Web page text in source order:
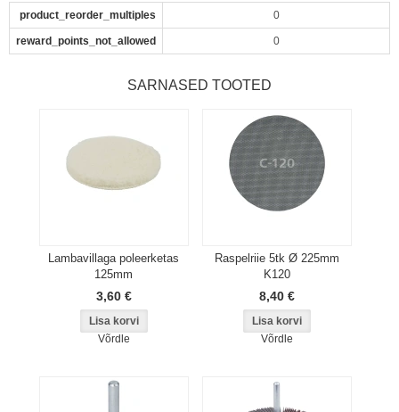
product_reorder_multiples 0
reward_points_not_allowed 0
SARNASED TOOTED
Lambavillaga poleerketas
125mm
3,60 €
Võrdle
Raspelriie 5tk Ø 225mm
K120
8,40 €
Võrdle